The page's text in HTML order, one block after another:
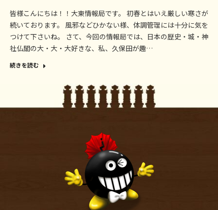
皆様こんにちは！！大東情報局です。 初春とはいえ厳しい寒さが
続いております。 風邪などひかない様、体調管理には十分に気を
つけて下さいね。 さて、今回の情報局では、日本の歴史・城・神
社仏閣の大・大・大好きな、私、久保田が趣…
続きを読む